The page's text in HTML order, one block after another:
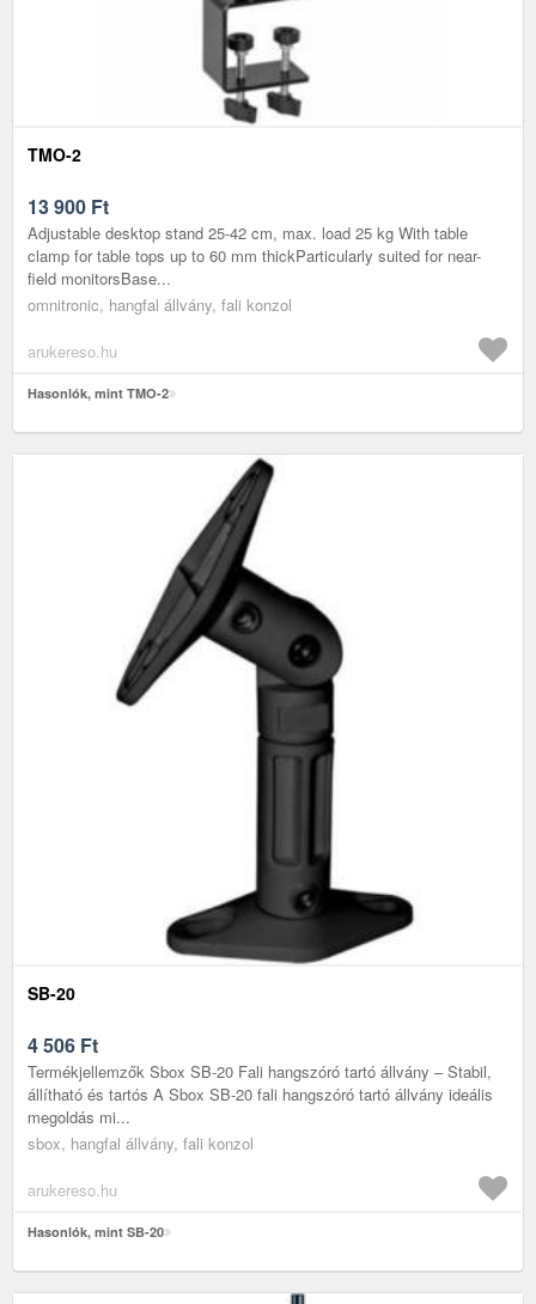
TMO-2
13 900 Ft
Adjustable desktop stand 25-42 cm, max. load 25 kg With table
clamp for table tops up to 60 mm thickParticularly suited for near-
field monitorsBase...
omnitronic, hangfal állvány, fali konzol
arukereso.hu
Hasonlók, mint TMO-2
SB-20
4 506 Ft
Termékjellemzők Sbox SB-20 Fali hangszóró tartó állvány – Stabil,
állítható és tartós A Sbox SB-20 fali hangszóró tartó állvány ideális
megoldás mi...
sbox, hangfal állvány, fali konzol
arukereso.hu
Hasonlók, mint SB-20